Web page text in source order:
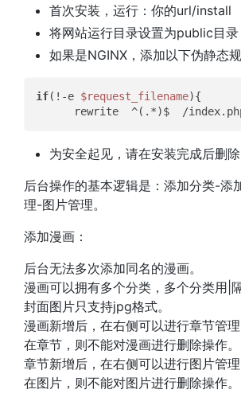
首次安装，运行：你的url/install
将网站运行目录设置为public目录
如果是NGINX，添加以下伪静态规
if(!-e $request_filename){
rewrite  ^(.*)$  /
为安全起见，请在安装完成后删除
后台操作的基本逻辑是：添加分类-添
理-图片管理。
添加漫画：
后台无法多次添加同名的漫画。
漫画可以拥有多个分类，多个分类用|隔
封面图片只支持jpg格式。
漫画新增后，在右侧可以进行章节管
在章节，则不能对漫画进行删除操作。
章节新增后，在右侧可以进行图片管
在图片，则不能对图片进行删除操作。